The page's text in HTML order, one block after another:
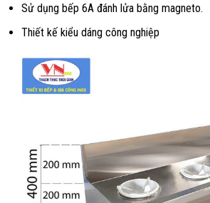
Sử dụng bếp 6A đánh lửa bằng magneto.
Thiết kế kiểu dáng công nghiệp